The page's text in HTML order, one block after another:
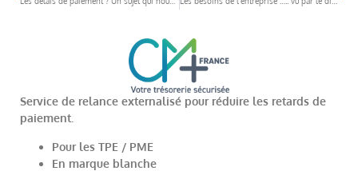
Service de relance externalisé pour réduire les retards de
paiement.
Pour les TPE / PME
En marque blanche